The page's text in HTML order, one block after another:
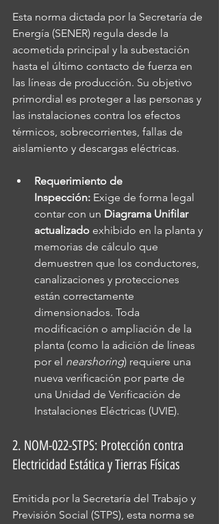
Esta norma dictada por la Secretaría de
Energía (SENER) regula desde la
acometida principal y la subestación
hasta el último contacto de fuerza en
las líneas de producción. Su objetivo
primordial es proteger a las personas y
las instalaciones contra los efectos
térmicos, sobrecorrientes, fallas de
aislamiento y descargas eléctricas.
Requerimiento de
Inspección: Exige de forma legal
contar con un Diagrama Unifilar
actualizado exhibido en la planta y
memorias de cálculo que
demuestren que los conductores,
canalizaciones y protecciones
están correctamente
dimensionados. Toda
modificación o ampliación de la
planta (como la adición de líneas
por el nearshoring) requiere una
nueva verificación por parte de
una Unidad de Verificación de
Instalaciones Eléctricas (UVIE).
2. NOM-022-STPS: Protección contra
Electricidad Estática y Tierras Físicas
Emitida por la Secretaría del Trabajo y
Previsión Social (STPS), esta norma se